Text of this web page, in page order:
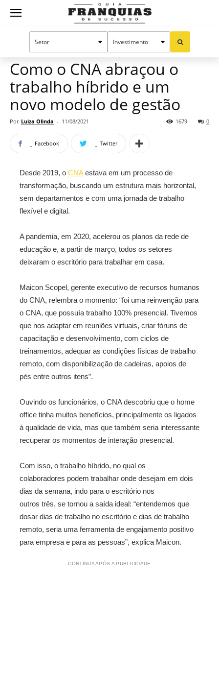
Guia
Manual do sucesso
Como o CNA abraçou o
trabalho híbrido e um
novo modelo de gestão
Por Luiza Olinda - 11/08/2021 0
1679
Facebook Twitter
Desde 2019, o CNAestava em um processo de
transformação, buscando um estrutura mais horizontal,
sem departamentos e com uma jornada de trabalho
flexível e digital.
A pandemia, em 2020, acelerou os planos da rede de
educação e, a partir de março, todos os setores
deixaram o escritório para trabalhar em casa.
Maicon Scopel, gerente executivo de recursos humanos
do CNA, relembra o momento: “foi uma reinvenção para
o CNA, que possuía trabalho 100% presencial. Tivemos
que nos adaptar em reuniões virtuais, criar fóruns de
capacitação e desenvolvimento, com ciclos de
treinamentos, adequar as condições físicas de trabalho
remoto, com disponibilização de cadeiras, apoios de
pés entre outros itens”.
Ouvindo os funcionários, o CNA descobriu que o home
office tinha muitos benefícios, principalmente os ligados
à qualidade de vida, mas que também seria interessante
recuperar os momentos de interação presencial.
Com isso, o trabalho híbrido, no qual os
colaboradores podem trabalhar onde desejam em dois
dias da semana, indo para o escritório nos
outros três, se tornou a saída ideal: “entendemos que
dosar dias de trabalho no escritório e dias de trabalho
remoto, seria uma ferramenta de engajamento positivo
para empresa e para as pessoas”, explica Maicon.
CONTINUA APÓS A PUBLICIDADE